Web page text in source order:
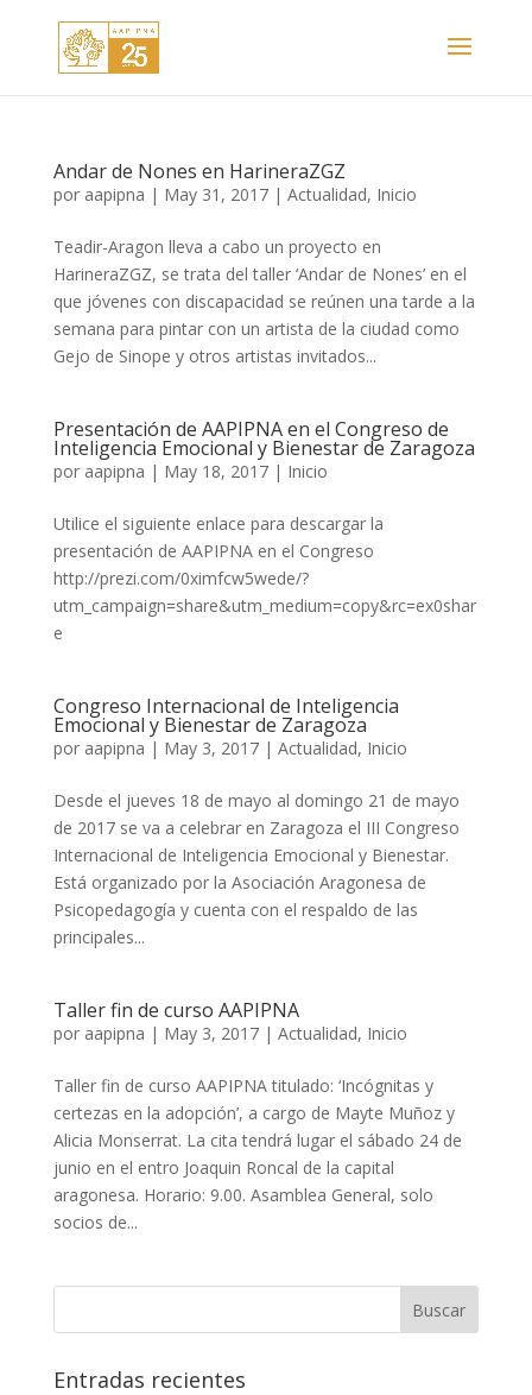
Andar de Nones en HarineraZGZ
por aapipna | May 31, 2017| Actualidad, Inicio
Teadir-Aragon lleva a cabo un proyecto en
HarineraZGZ, se trata del taller ‘Andar de Nones’ en el
que jóvenes con discapacidad se reúnen una tarde a la
semana para pintar con un artista de la ciudad como
Gejo de Sinope y otros artistas invitados...
Presentación de AAPIPNA en el Congreso de
Inteligencia Emocional y Bienestar de Zaragoza
por aapipna | May 18, 2017| Inicio
Utilice el siguiente enlace para descargar la
presentación de AAPIPNA en el Congreso
http://prezi.com/0ximfcw5wede/?
utm_campaign=share&utm_medium=copy&rc=ex0shar
e
Congreso Internacional de Inteligencia
Emocional y Bienestar de Zaragoza
por aapipna | May 3, 2017| Actualidad, Inicio
Desde el jueves 18 de mayo al domingo 21 de mayo
de 2017 se va a celebrar en Zaragoza el III Congreso
Internacional de Inteligencia Emocional y Bienestar.
Está organizado por la Asociación Aragonesa de
Psicopedagogía y cuenta con el respaldo de las
principales...
Taller fin de curso AAPIPNA
por aapipna | May 3, 2017| Actualidad, Inicio
Taller fin de curso AAPIPNA titulado: ‘Incógnitas y
certezas en la adopción’, a cargo de Mayte Muñoz y
Alicia Monserrat. La cita tendrá lugar el sábado 24 de
junio en el entro Joaquin Roncal de la capital
aragonesa. Horario: 9.00. Asamblea General, solo
socios de...
Entradas recientes